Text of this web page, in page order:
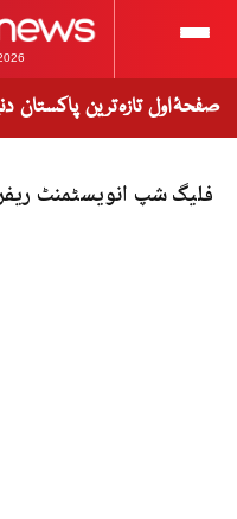
صفحۂ اول تازہ ترین پاکستان
فلیگ شپ انویسٹمنٹ